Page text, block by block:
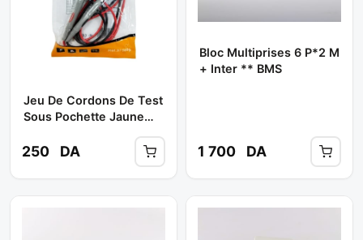
Jeu De Cordons De Test
Sous Pochette Jaune
250 DA
Bloc Multiprises 6 P*2 M
+ Inter ** BMS
1 700 DA